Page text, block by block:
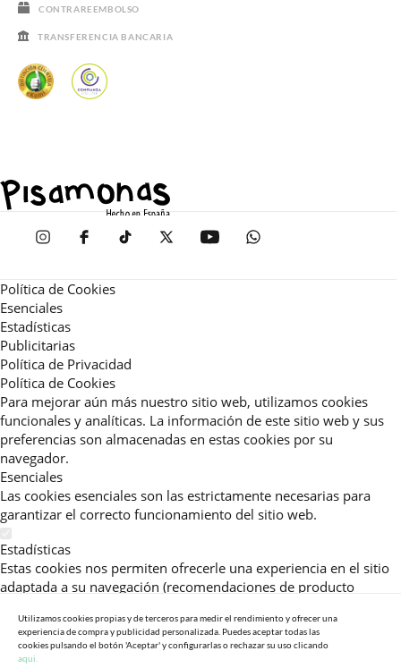
CONTRAREEMBOLSO
TRANSFERENCIA BANCARIA
Política de Cookies
Esenciales
Estadísticas
Publicitarias
Política de Privacidad
Política de Cookies
Para mejorar aún más nuestro sitio web, utilizamos cookies
funcionales y analíticas. La información de este sitio web y sus
preferencias son almacenadas en estas cookies por su
navegador.
Esenciales
Las cookies esenciales son las estrictamente necesarias para
garantizar el correcto funcionamiento del sitio web.
Estadísticas
Estas cookies nos permiten ofrecerle una experiencia en el sitio
adaptada a su navegación (recomendaciones de producto
consultadas, etc).Al activar esta cookie, nos ayuda a mejorar aún
más su experiencia.
Utilizamos cookies propias y de terceros para medir el rendimiento y ofrecer una
experiencia de compra y publicidad personalizada. Puedes aceptar todas las
cookies pulsando el botón 'Aceptar' y configurarlas o rechazar su uso clicando
aqui.